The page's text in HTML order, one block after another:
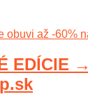
EDÍCIE